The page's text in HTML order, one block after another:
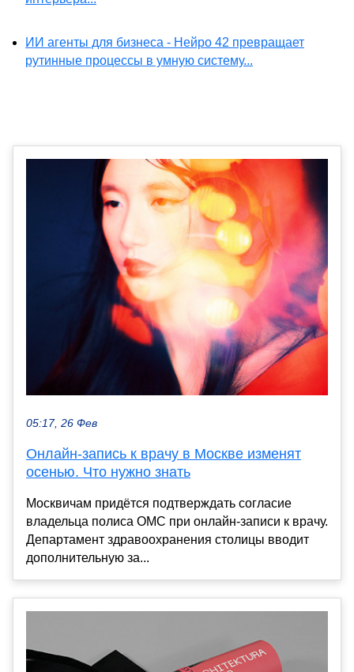
ИИ агенты для бизнеса - Нейро 42 превращает
рутинные процессы в умную систему...
05:17, 26 Фев
Онлайн-запись к врачу в Москве изменят
осенью. Что нужно знать
Москвичам придётся подтверждать согласие
владельца полиса ОМС при онлайн-записи к врачу.
Департамент здравоохранения столицы вводит
дополнительную за...